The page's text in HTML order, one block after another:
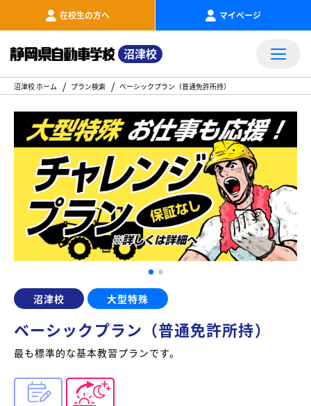
在校生の方へ マイページ
沼津校
沼津校 ホーム プラン検索 ベーシックプラン（普通免許所持）
沼津校 大型特殊
ベーシックプラン（普通免許所持）
最も標準的な基本教習プランです。